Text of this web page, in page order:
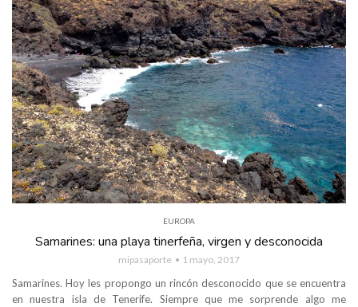
EUROPA
Samarines: una playa tinerfeña, virgen y desconocida
mipasaporte 1 mayo, 2017
Samarines. Hoy les propongo un rincón desconocido que se encuentra
en nuestra isla de Tenerife. Siempre que me sorprende algo me